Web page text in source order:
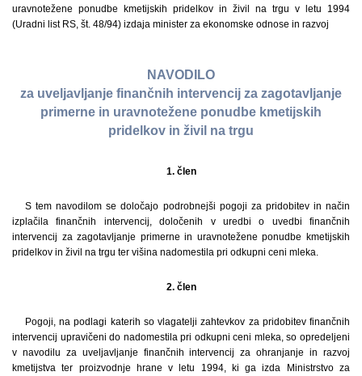
uravnotežene ponudbe kmetijskih pridelkov in živil na trgu v letu 1994
(Uradni list RS, št. 48/94) izdaja minister za ekonomske odnose in razvoj
NAVODILO
za uveljavljanje finančnih intervencij za zagotavljanje
primerne in uravnotežene ponudbe kmetijskih
pridelkov in živil na trgu
1. člen
S tem navodilom se določajo podrobnejši pogoji za pridobitev in način
izplačila finančnih intervencij, določenih v uredbi o uvedbi finančnih
intervencij za zagotavljanje primerne in uravnotežene ponudbe kmetijskih
pridelkov in živil na trgu ter višina nadomestila pri odkupni ceni mleka.
2. člen
Pogoji, na podlagi katerih so vlagatelji zahtevkov za pridobitev finančnih
intervencij upravičeni do nadomestila pri odkupni ceni mleka, so opredeljeni
v navodilu za uveljavljanje finančnih intervencij za ohranjanje in razvoj
kmetijstva ter proizvodnje hrane v letu 1994, ki ga izda Ministrstvo za